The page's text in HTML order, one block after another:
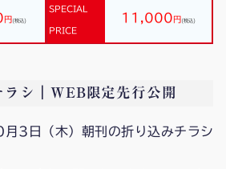
円 (税込)
SPECIAL
PRICE
11,000 円 (税込)
ラシ｜WEB限定先行公開
3日（木）朝刊の折り込みチラシ